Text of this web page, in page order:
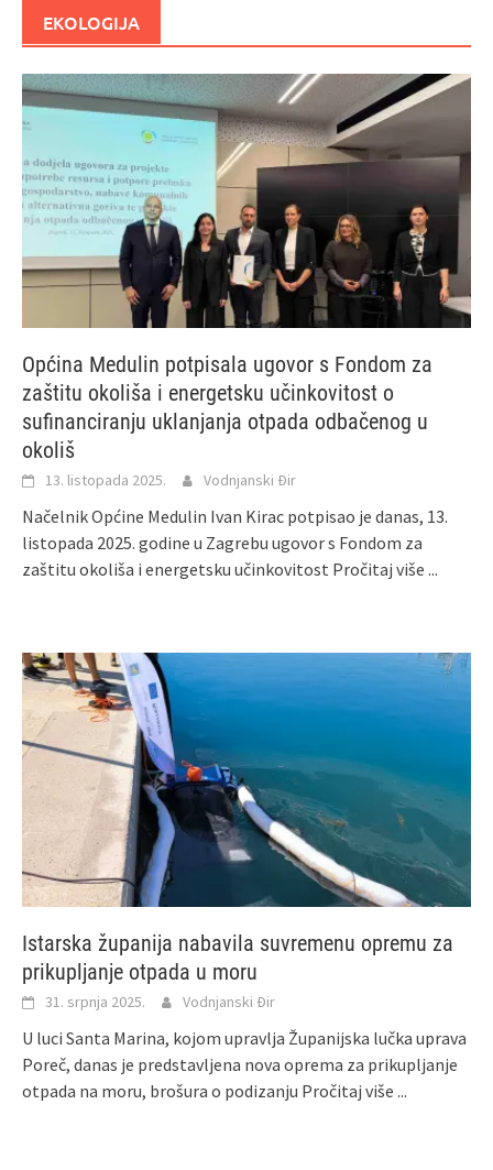
EKOLOGIJA
Općina Medulin potpisala ugovor s Fondom za
zaštitu okoliša i energetsku učinkovitost o
sufinanciranju uklanjanja otpada odbačenog u
okoliš
13. listopada 2025. Vodnjanski Đir
Načelnik Općine Medulin Ivan Kirac potpisao je danas, 13.
listopada 2025. godine u Zagrebu ugovor s Fondom za
zaštitu okoliša i energetsku učinkovitost Pročitaj više ...
Istarska županija nabavila suvremenu opremu za
prikupljanje otpada u moru
31. srpnja 2025. Vodnjanski Đir
U luci Santa Marina, kojom upravlja Županijska lučka uprava
Poreč, danas je predstavljena nova oprema za prikupljanje
otpada na moru, brošura o podizanju Pročitaj više ...